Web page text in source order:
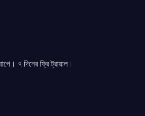
৭ দিনের ফ্রি ট্রায়াল।